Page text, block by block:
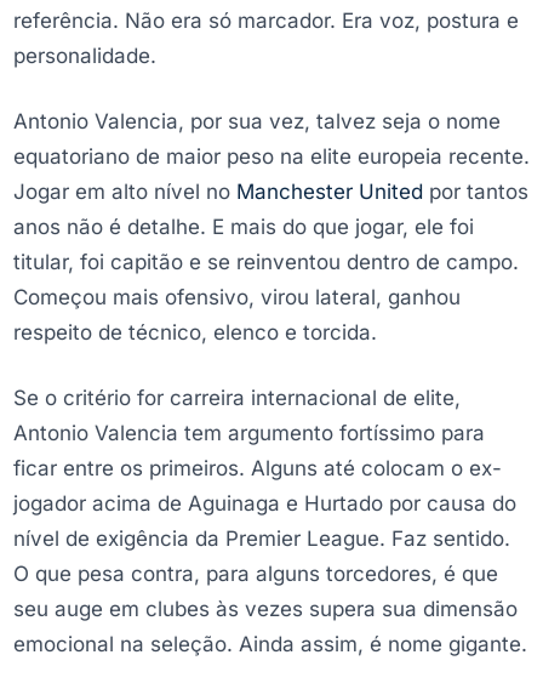
referência. Não era só marcador. Era voz, postura e
personalidade.
Antonio Valencia, por sua vez, talvez seja o nome
equatoriano de maior peso na elite europeia recente.
Jogar em alto nível no Manchester United por tantos
anos não é detalhe. E mais do que jogar, ele foi
titular, foi capitão e se reinventou dentro de campo.
Começou mais ofensivo, virou lateral, ganhou
respeito de técnico, elenco e torcida.
Se o critério for carreira internacional de elite,
Antonio Valencia tem argumento fortíssimo para
ficar entre os primeiros. Alguns até colocam o ex-
jogador acima de Aguinaga e Hurtado por causa do
nível de exigência da Premier League. Faz sentido.
O que pesa contra, para alguns torcedores, é que
seu auge em clubes às vezes supera sua dimensão
emocional na seleção. Ainda assim, é nome gigante.